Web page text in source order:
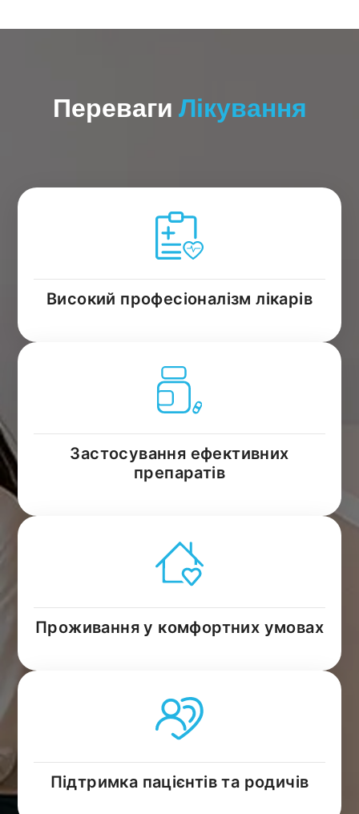
Переваги Лікування
Високий професіоналізм лікарів
Застосування ефективних
препаратів
Проживання у комфортних умовах
Підтримка пацієнтів та родичів